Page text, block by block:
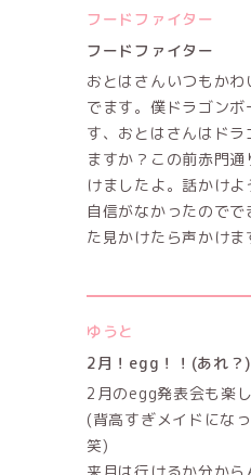
フードファイター
フードファイター
おとはさんいつもか
でます。僕ドラゴン
す、おとはさんはド
ますか？この前赤門
けましたよ。話かけ
自信がなかったので
た見かけたら声かけま
ゆうと
2月！egg！！(あれ？)
2月のegg発表会も楽
(背高すぎメイドにな
笑)